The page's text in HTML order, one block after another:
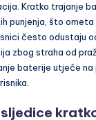
Kratko trajanje
punjenja, što ometa
često odustaju
zbog straha od
baterije utječe